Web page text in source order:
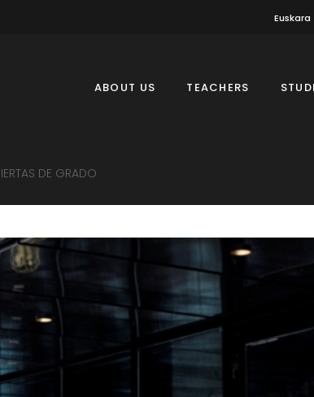
Euskara
ABOUT US TEACHERS
DE GRADO